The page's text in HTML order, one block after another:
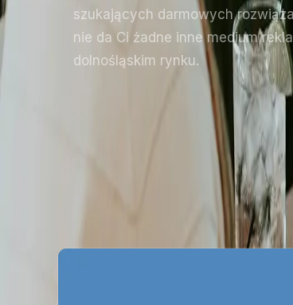
szukających darmowych
nie da Ci żadne inne medium
dolnośląskim rynku.